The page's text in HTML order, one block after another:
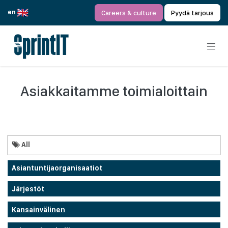
en
Careers & culture Pyydä tarjous
Asiakkaitamme toimialoittain
All
Asiantuntijaorganisaatiot
Järjestöt
Kansainvälinen